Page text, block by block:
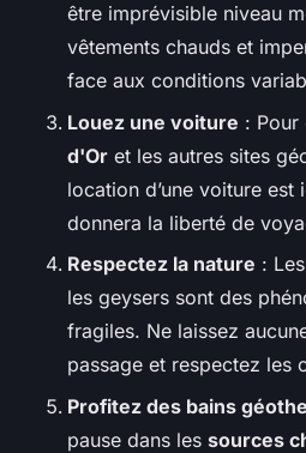
être imprévisible niveau
vêtements chauds et
face aux conditions
Louez une voiture : Pour
d'Or et les autres sites
location d’une voiture est
donnera la liberté de
Respectez la nature : Les
les geysers sont des
fragiles. Ne laissez
passage et respectez les
Profitez des bains
pause dans les sources